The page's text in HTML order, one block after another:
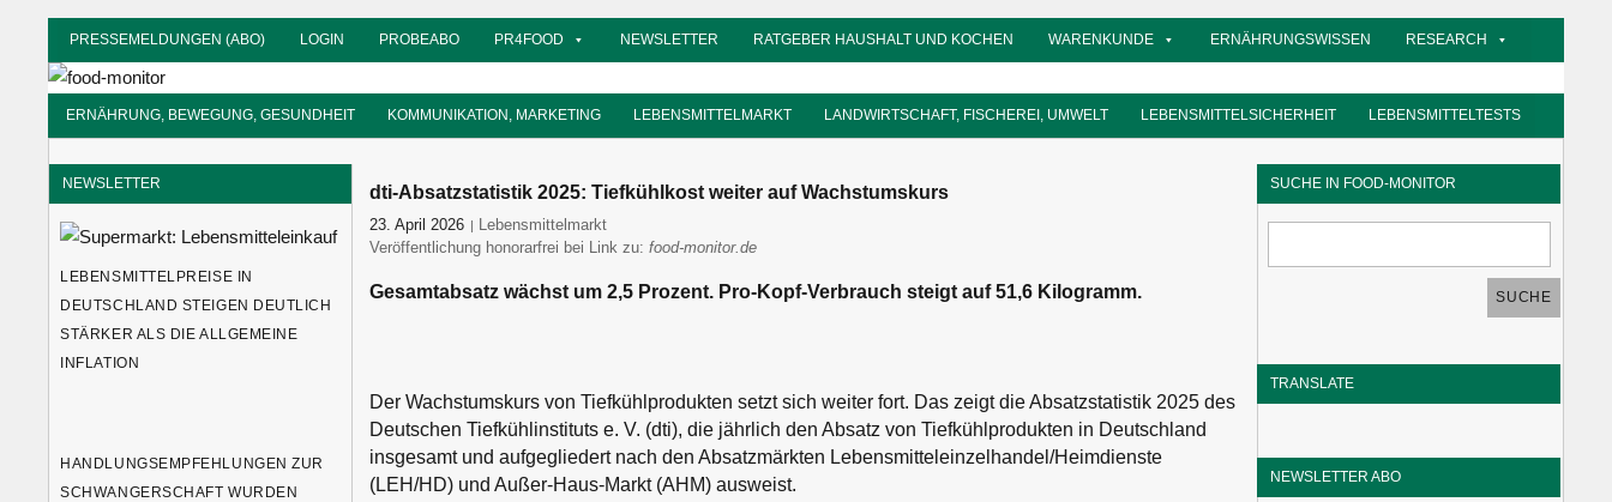
Zum
Inhalt
springen
PRESSEMELDUNGEN (ABO) LOGIN PROBEABO PR4FOOD NEWSLETTER RATGEBER HAUSHALT UND KOCHEN WARENKUNDE ERNÄHRUNGSWISSEN RESEARCH
Informationsdienst
ERNÄHRUNG, BEWEGUNG, GESUNDHEIT KOMMUNIKATION, MARKETING LEBENSMITTELMARKT LANDWIRTSCHAFT, FISCHEREI, UMWELT LEBENSMITTELSICHERHEIT LEBENSMITTELTESTS
dti-Absatzstatistik 2025: Tiefkühlkost weiter auf Wachstumskurs
23. April 2026 food-monitor
Lebensmittelmarkt
Veröffentlichung honorarfrei bei Link zu: food-monitor.de
Gesamtabsatz wächst um 2,5 Prozent. Pro-Kopf-Verbrauch steigt auf 51,6 Kilogramm.
Der Wachstumskurs von Tiefkühlprodukten setzt sich weiter fort. Das zeigt die Absatzstatistik 2025 des
Deutschen Tiefkühlinstituts e. V. (dti), die jährlich den Absatz von Tiefkühlprodukten in Deutschland
insgesamt und aufgegliedert nach den Absatzmärkten Lebensmitteleinzelhandel/Heimdienste
(LEH/HD) und Außer-Haus-Markt (AHM) ausweist.
NEWSLETTER
LEBENSMITTELPREISE IN
DEUTSCHLAND STEIGEN DEUTLICH
STÄRKER ALS DIE ALLGEMEINE
INFLATION
HANDLUNGSEMPFEHLUNGEN ZUR
SCHWANGERSCHAFT WURDEN
SUCHE IN FOOD-MONITOR
TRANSLATE
NEWSLETTER ABO